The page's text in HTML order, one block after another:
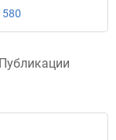
580
Публикации